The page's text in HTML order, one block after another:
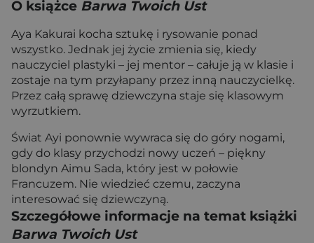
O książce Barwa Twoich Ust
Aya Kakurai kocha sztukę i rysowanie ponad
wszystko. Jednak jej życie zmienia się, kiedy
nauczyciel plastyki – jej mentor – całuje ją w klasie i
zostaje na tym przyłapany przez inną nauczycielkę.
Przez całą sprawę dziewczyna staje się klasowym
wyrzutkiem.
Świat Ayi ponownie wywraca się do góry nogami,
gdy do klasy przychodzi nowy uczeń – piękny
blondyn Aimu Sada, który jest w połowie
Francuzem. Nie wiedzieć czemu, zaczyna
interesować się dziewczyną.
Szczegółowe informacje na temat książki
Barwa Twoich Ust